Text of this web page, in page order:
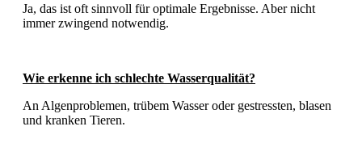
Ja, das ist oft sinnvoll für optimale Ergebnisse. Aber nicht
immer zwingend notwendig.
Wie erkenne ich schlechte Wasserqualität?
An Algenproblemen, trübem Wasser oder gestressten, blasen
und kranken Tieren.